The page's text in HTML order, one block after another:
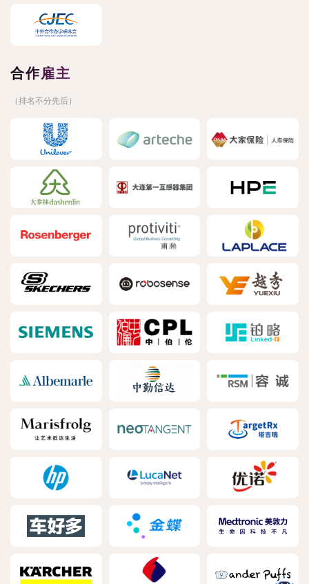
合作雇主
（排名不分先后）